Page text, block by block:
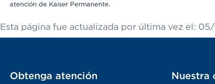
atención de Kaiser Permanente.
Esta página fue actualizada por última vez el:
Obtenga atención Nuestra